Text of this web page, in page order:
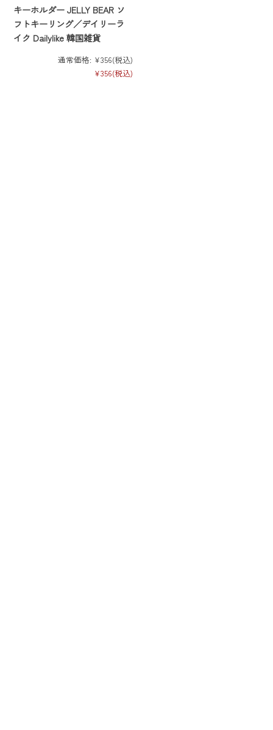
キーホルダー JELLY BEAR ソ
フトキーリング／デイリーラ
イク Dailylike 韓国雑貨
通常価格: ¥356(税込)
¥356(税込)